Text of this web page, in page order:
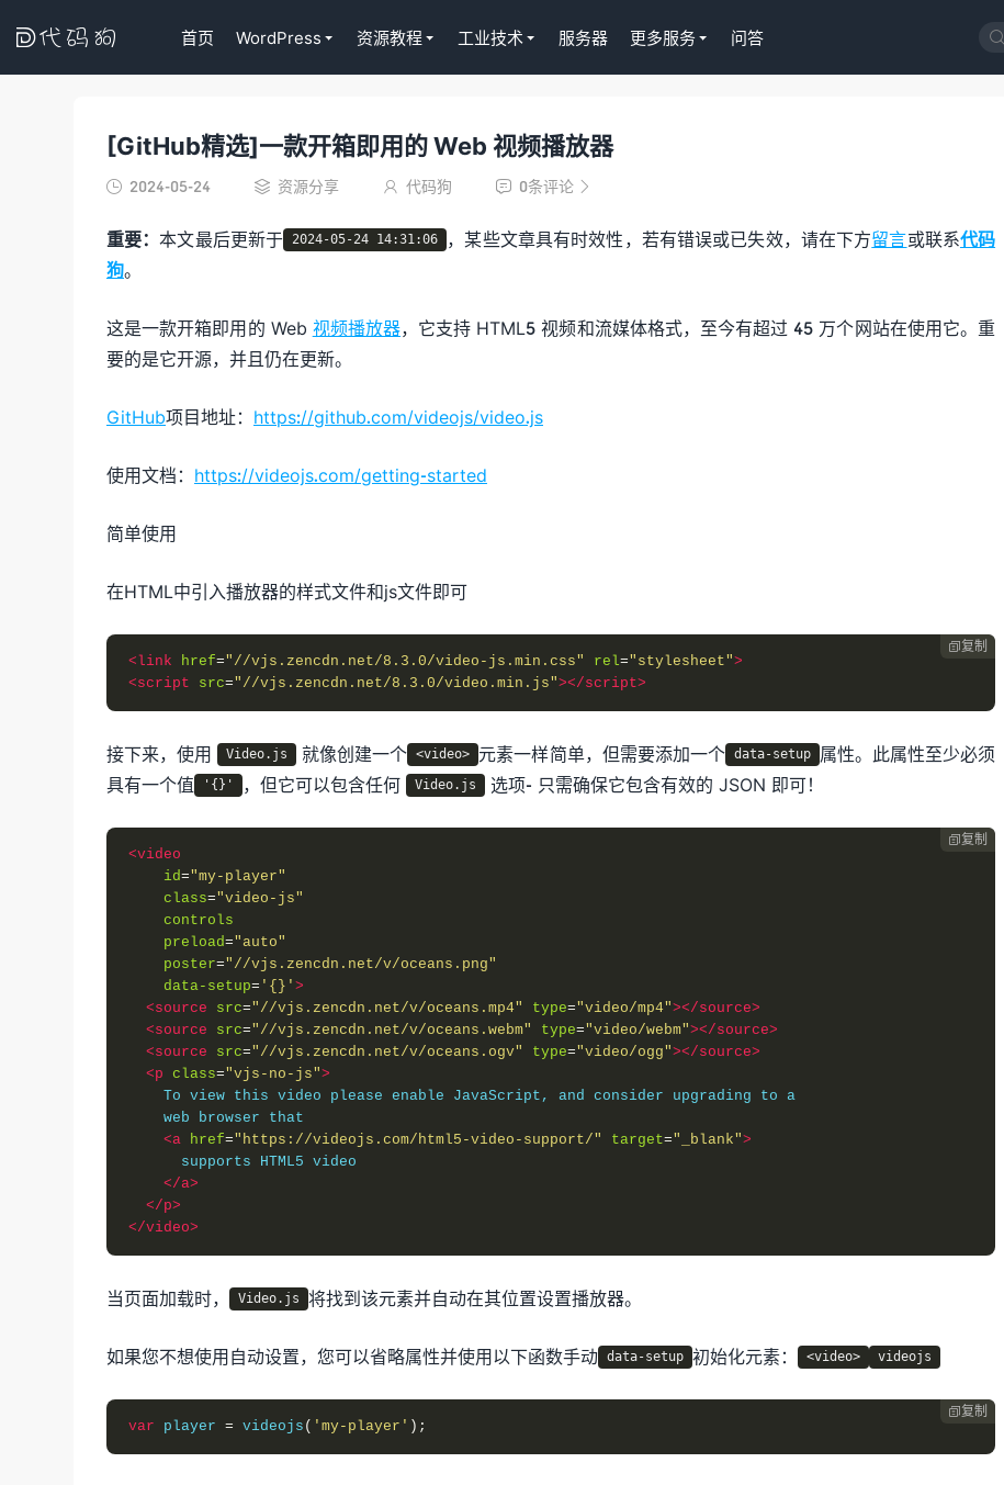
 
首页 WordPress 资源教程 工业技术 服务器 更多服务 问答
[GitHub精选]一款开箱即用的 Web 视频播放器
 2024-05-24  资源分享  代码狗  0条评论 
重要：本文最后更新于 2024-05-24 14:31:06 ，某些文章具有时效性，若有错误或已失效，请在下方留言或联系代码
狗。
这是一款开箱即用的 Web 视频播放器，它支持 HTML5 视频和流媒体格式，至今有超过 45 万个网站在使用它。重
要的是它开源，并且仍在更新。
GitHub项目地址： https://github.com/videojs/video.js
使用文档： https://videojs.com/getting-started
简单使用
在HTML中引入播放器的样式文件和js文件即可
复制
<link
href="//vjs.zencdn.net/8.3.0/video-js.min.css" rel="stylesheet">
<script
src="//vjs.zencdn.net/8.3.0/video.min.js"></script>
接下来，使用 Video.js 就像创建一个 <video> 元素一样简单，但需要添加一个 data-setup 属性。此属性至少必须
具有一个值
'{}' ，但它可以包含任何 Video.js 选项- 只需确保它包含有效的 JSON 即可！
复制
<video
id="my-player"
class="video-js"
controls
preload="auto"
poster="//vjs.zencdn.net/v/oceans.png"
data-setup= '{}' >
<source
src="//vjs.zencdn.net/v/oceans.mp4" type="video/mp4"></source>
<source
src="//vjs.zencdn.net/v/oceans.webm" type="video/webm"></source>
<source
src="//vjs.zencdn.net/v/oceans.ogv" type="video/ogg"></source>
<p class="vjs-no-js">
    To view this video please enable JavaScript, and consider upgrading to a
    web browser that
<a href="https://videojs.com/html5-video-support/" target="_blank">
      supports HTML5 video
</a>
</p>
</video>
当页面加载时， Video.js 将找到该元素并自动在其位置设置播放器。
如果您不想使用自动设置，您可以省略属性并使用以下函数手动 data-setup 初始化元素： <video> videojs
复制
var player = videojs ( 'my-player' );